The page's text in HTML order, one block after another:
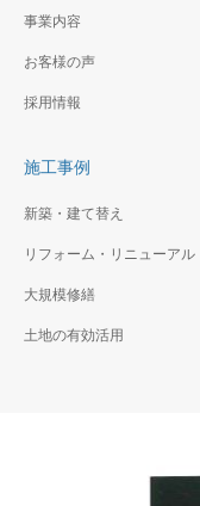
事業内容
お客様の声
採用情報
施工事例
新築・建て替え
リフォーム・リニューアル
大規模修繕
土地の有効活用